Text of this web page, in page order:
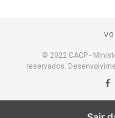
© 2022 CACP -
reservados.